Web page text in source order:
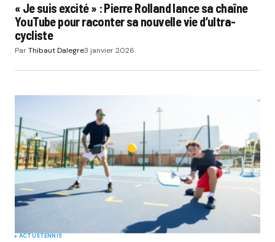
« Je suis excité » : Pierre Rolland lance sa chaîne
YouTube pour raconter sa nouvelle vie d’ultra-
cycliste
ParThibaut Dalegre3 janvier 2026
ACTUSTENNIS